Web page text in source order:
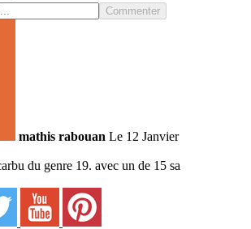
Commenter
mathis rabouan Le 12 Janvier
du genre 19. avec un de 15 sa